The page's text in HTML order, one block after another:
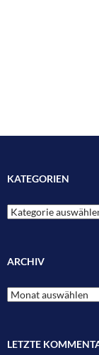
KATEGORIEN
Kategorien
ARCHIV
Archiv
LETZTE